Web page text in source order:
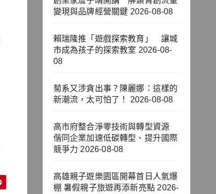
變現與品牌經營關鍵 2026-08-08
賴瑞隆推「遊戲探索教育」 讓城
市成為孩子的探索教室 2026-08-
08
菊系又涉貪出事？陳麗娜：這樣的
新潮流，太可怕了！
2026-08-08
高市府整合淨零技術與轉型資源
偕同企業加速低碳轉型、提升國際
競爭力 2026-08-08
高雄親子遊樂園區開幕首日人氣爆
棚 暑假親子旅遊再添新亮點 2026-